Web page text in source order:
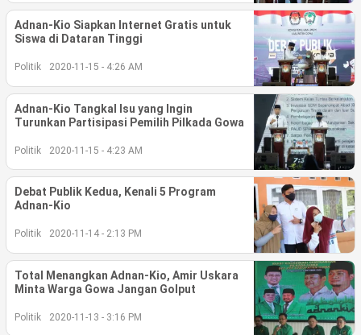
©
Copyright
berita-
.
Right
Reserved
Adnan-Kio Siapkan Internet Gratis untuk
Siswa di Dataran Tinggi
Politik 2020-11-15 - 4:26 AM
Adnan-Kio Tangkal Isu yang Ingin
Turunkan Partisipasi Pemilih Pilkada Gowa
Politik 2020-11-15 - 4:23 AM
Debat Publik Kedua, Kenali 5 Program
Adnan-Kio
Politik 2020-11-14 - 2:13 PM
Total Menangkan Adnan-Kio, Amir Uskara
Minta Warga Gowa Jangan Golput
Politik 2020-11-13 - 3:16 PM